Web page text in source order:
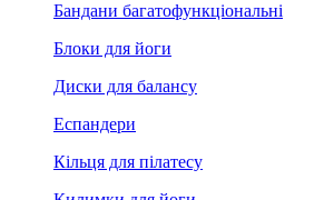
Бандани багатофункціональні
Блоки для йоги
Диски для балансу
Еспандери
Кільця для пілатесу